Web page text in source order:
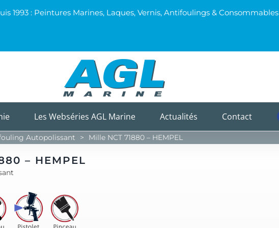
1993 : Peintures Marines, Laques, Vernis, Antifoulings & Consommables
Les Webséries AGL Marine Actualités Contact
Autopolissant > Mille NCT 71880 – HEMPEL
– HEMPEL